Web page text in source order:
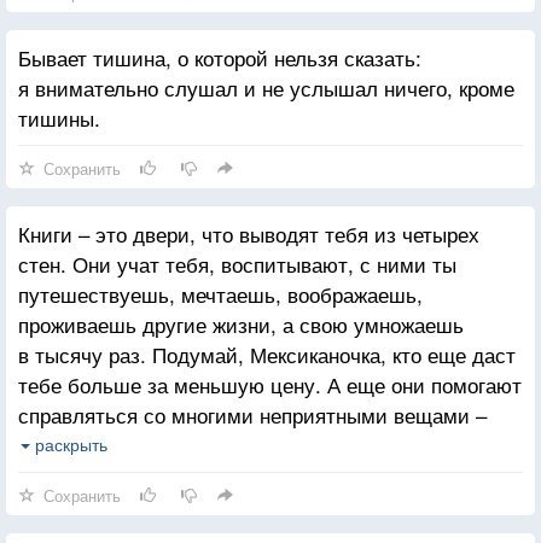
Бывает тишина, о которой нельзя сказать:
я внимательно слушал и не услышал ничего, кроме
тишины.
Сохранить
Книги – это двери, что выводят тебя из четырех
стен. Они учат тебя, воспитывают, с ними ты
путешествуешь, мечтаешь, воображаешь,
проживаешь другие жизни, а свою умножаешь
в тысячу раз. Подумай, Мексиканочка, кто еще даст
тебе больше за меньшую цену. А еще они помогают
справляться со многими неприятными вещами –
призраками, одиночеством и прочей дрянью. Иногда
вы, те, кто не читает?
раскрыть
Сохранить